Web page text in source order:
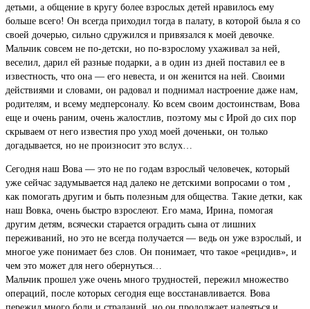
детьми, а общение в кругу более взрослых детей нравилось ему
больше всего! Он всегда приходил тогда в палату, в которой была я со
своей дочерью, сильно cдружился и привязался к моей девочке.
Мальчик совсем не по-детски, но по-взрослому ухаживал за ней,
веселил, дарил ей разные подарки, а в один из дней поставил ее в
известность, что она — его невеста, и он женится на ней. Своими
действиями и словами, он радовал и поднимал настроение даже нам,
родителям, и всему медперсоналу. Ко всем своим достоинствам, Вова
еще и очень раним, очень жалостлив, поэтому мы с Ирой до сих пор
скрываем от него известия про уход моей доченьки, он только
догадывается, но не произносит это вслух…
Сегодня наш Вова — это не по годам взрослый человечек, который
уже сейчас задумывается над далеко не детскими вопросами о том ,
как помогать другим и быть полезным для общества. Такие детки, как
наш Вовка, очень быстро взрослеют. Его мама, Ирина, помогая
другим детям, всячески старается оградить сына от лишних
переживаний, но это не всегда получается — ведь он уже взрослый, и
многое уже понимает без слов. Он понимает, что такое «рецидив», и
чем это может для него обернуться…
Мальчик прошел уже очень много трудностей, пережил множество
операций, после которых сегодня еще восстанавливается. Вова